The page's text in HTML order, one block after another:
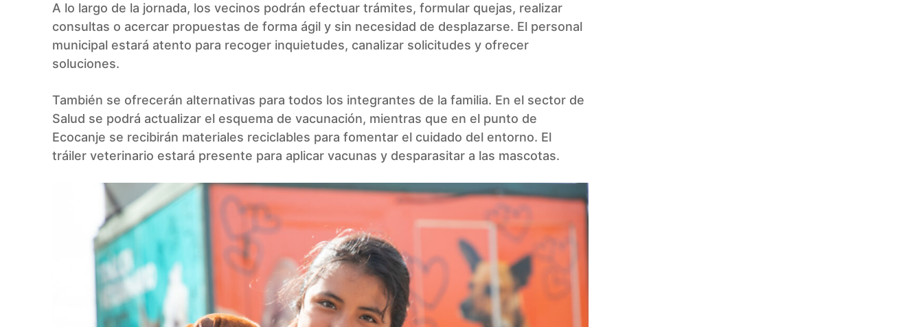
A lo largo de la jornada, los vecinos podrán efectuar trámites, formular quejas, realizar
consultas o acercar propuestas de forma ágil y sin necesidad de desplazarse. El personal
municipal estará atento para recoger inquietudes, canalizar solicitudes y ofrecer
soluciones.
También se ofrecerán alternativas para todos los integrantes de la familia. En el sector de
Salud se podrá actualizar el esquema de vacunación, mientras que en el punto de
Ecocanje se recibirán materiales reciclables para fomentar el cuidado del entorno. El
tráiler veterinario estará presente para aplicar vacunas y desparasitar a las mascotas.